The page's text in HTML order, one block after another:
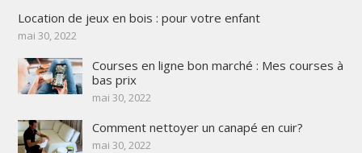
Location de jeux en bois : pour votre enfant
mai 30, 2022
Courses en ligne bon marché : Mes courses à
bas prix
mai 30, 2022
Comment nettoyer un canapé en cuir?
mai 30, 2022